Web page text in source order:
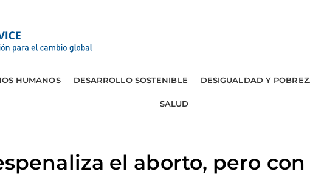
HUMANOS DESARROLLO SOSTENIBLE DESIGUALDAD Y
SALUD
el aborto, pero